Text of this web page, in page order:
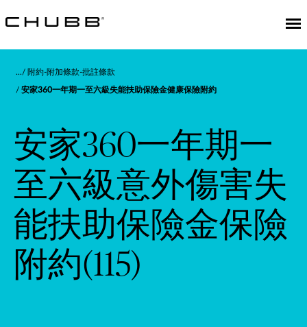
附約-附加條款-批註條款
安家360一年期一至六級失能扶助保險金健康保險附約
安家360一年期一
至六級意外傷害失
能扶助保險金保險
附約(115)